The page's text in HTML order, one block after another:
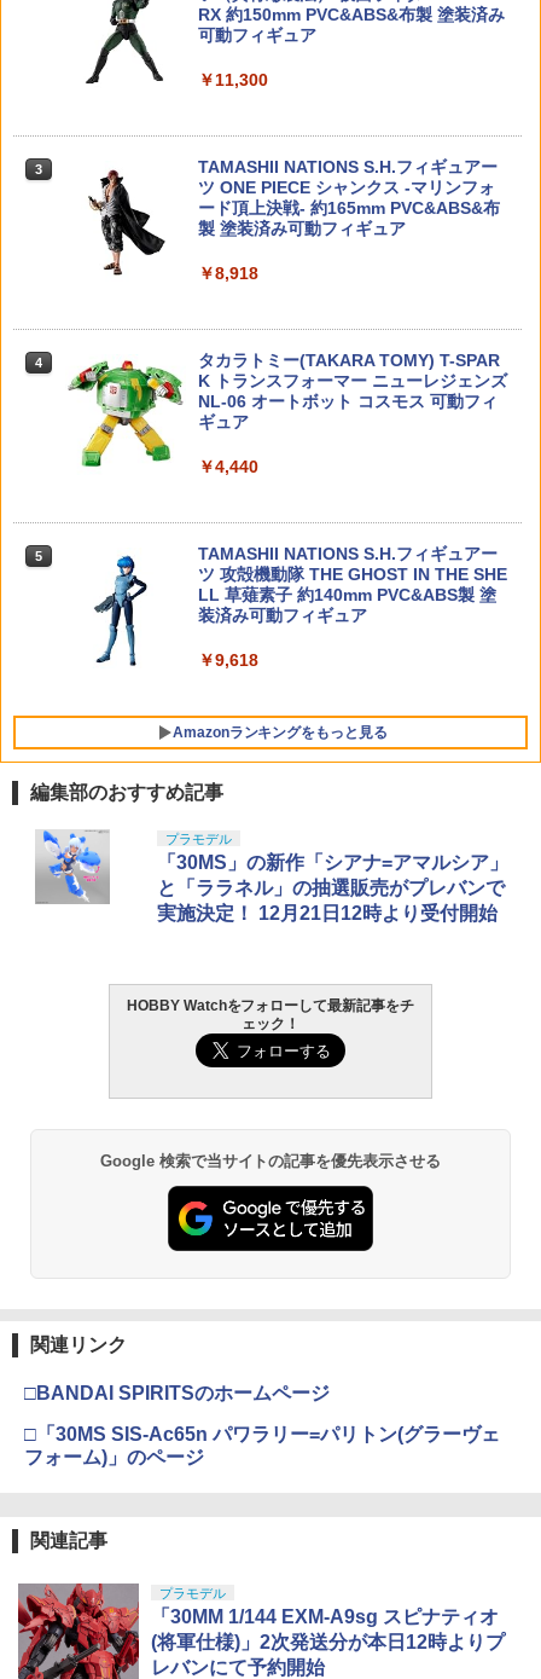
MODEROID 機動警察パトレイバー AV-9
スマイルカンパニー]【送料無料】《発売
MECHA ART(メカアーツ) 12個入りアソ
犬 置物 シリコン カーオーナメント 車内
アクセサリー インテリア ダッシュボー
る 飾り 子犬
￥9,200
ルジャー アクションフィギュア【8月予
約】
￥9,800
￥9,900
￥9,900
￥870
ファ 東京マルイ GBB M92F 用｜M92F-
20 メール便 対応商品 ポスト投函 ネコ
ポス ゆうパケット
obot シリコン ホップパッキン Yellow
(硬度60/VSR＆GBB)【メール便(ネコポ
ス)可】
20時〜8月11日1時59分まで】14mm正ネ
ジ(CW)ORGA MWSアウターバレル ハイ
ダーアタッチメント 東京マルイM4ガス
ブロ サバゲー
￥1,270
送料無料
スアーム＆タイロッドセット 【53828】
ラジコン用
￥1,056
N：4518626581224)
￥1,210
￥1,316
RX 約150mm PVC&ABS&布製 塗装済み
可動フィギュア
￥11,300
3
TAMASHII NATIONS S.H.フィギュアー
ツ ONE PIECE シャンクス -マリンフォ
ード頂上決戦- 約165mm PVC&ABS&布
製 塗装済み可動フィギュア
￥8,918
4
タカラトミー(TAKARA TOMY) T-SPAR
K トランスフォーマー ニューレジェンズ
NL-06 オートボット コスモス 可動フィ
ギュア
￥4,440
5
TAMASHII NATIONS S.H.フィギュアー
ツ 攻殻機動隊 THE GHOST IN THE SHE
LL 草薙素子 約140mm PVC&ABS製 塗
装済み可動フィギュア
￥9,618
Amazonランキングをもっと見る
BANDAI SPIRITS(バンダイ スピリッツ)
30MS SIS-J00 メルンジャ[カラーA] 色
分け済みプラモデル
￥4,200
HG 機動戦士ガンダム00 グラハム専用ユ
ニオンフラッグカスタム 1/144スケール
色分け済みプラモデル
￥1,850
BANDAI SPIRITS(バンダイスピリッツ)
30MS SIS-H00 セスティエ[カラーC] 色
分け済みプラモデル
アマスター 1/144スケール 色分け済みプ
ラモデル
￥3,732
キャスター 色分け済みプラモデル
￥7,800
東京マルイ(TOKYO MARUI) No.25 コル
ト ガバメント HG 18歳以上エアーHOP
ハンドガン
￥3,384
東京マルイ (TOKYO MARUI) ガスブロー
バックマシンガン No.14 20式 5.56mm
小銃 18歳以上 ガスブローバック
￥193,900
東京マルイ(TOKYO MARUI) No.21 H&K
USP HG 18歳以上エアーHOPハンドガン
￥3,409
4
￥4,761
GSIクレオス Mr.トップコート 水性プレ
ミアムトップコートスプレー 光沢 88ml
ホビー用仕上材 B601
￥748
タミヤ クラフトツールシリーズ No.123
先細薄刃ニッパー (ゲートカット用) プラ
モデル用工具 74123
￥2,781
LOCTITE(ロックタイト) シールはがし
プレミアム 220ml
￥962
型用接着剤 87003
￥184
5
￥710
編集部のおすすめ記事
プラモデル
「30MS」の新作「シアナ=アマルシア」
と「ララネル」の抽選販売がプレバンで
実施決定！ 12月21日12時より受付開始
HOBBY Watchをフォローして最新記事をチ
ェック！
Google 検索で当サイトの記事を優先表示させる
関連リンク
□BANDAI SPIRITSのホームページ
□「30MS SIS-Ac65n パワラリー=パリトン(グラーヴェ
フォーム)」のページ
関連記事
プラモデル
「30MM 1/144 EXM-A9sg スピナティオ
(将軍仕様)」2次発送分が本日12時よりプ
レバンにて予約開始